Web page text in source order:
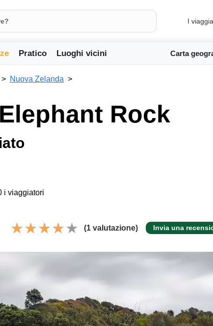
I
Pratico Luoghi vicini Carta
Nuova Zelanda
Rock
i viaggiatori
(1 valutazione) Invia una